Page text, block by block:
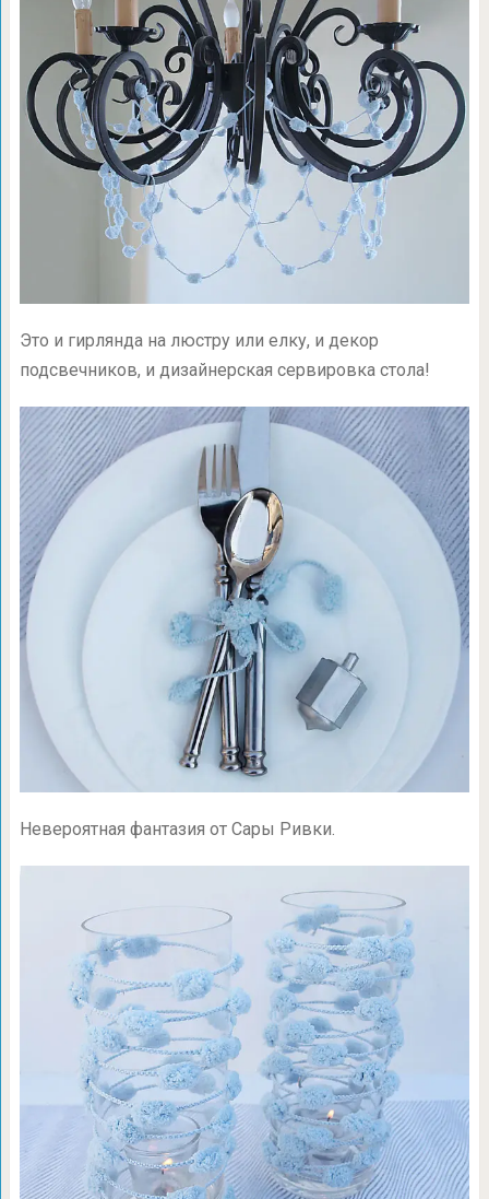
Это и гирлянда на люстру или елку, и декор
подсвечников, и дизайнерская сервировка стола!
Невероятная фантазия от Сары Ривки.